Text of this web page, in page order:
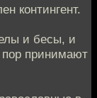
контингент.
и бесы, и
принимают